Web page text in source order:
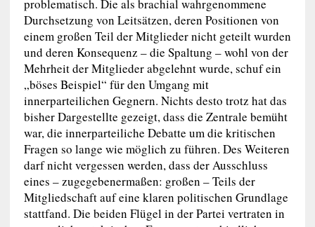
problematisch. Die als brachial wahrgenommene
Durchsetzung von Leitsätzen, deren Positionen von
einem großen Teil der Mitglieder nicht geteilt wurden
und deren Konsequenz – die Spaltung – wohl von der
Mehrheit der Mitglieder abgelehnt wurde, schuf ein
„böses Beispiel“ für den Umgang mit
innerparteilichen Gegnern. Nichts desto trotz hat das
bisher Dargestellte gezeigt, dass die Zentrale bemüht
war, die innerparteiliche Debatte um die kritischen
Fragen so lange wie möglich zu führen. Des Weiteren
darf nicht vergessen werden, dass der Ausschluss
eines – zugegebenermaßen: großen – Teils der
Mitgliedschaft auf eine klaren politischen Grundlage
stattfand. Die beiden Flügel in der Partei vertraten in